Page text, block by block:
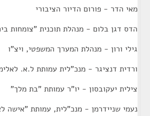
מאי הדר - פורום הדיור הציבורי
הדס דגן בלום - מנהלת תוכנית "צומחות
גילי ורון - מנהלת המערך המשפטי, ויצ"ו
ורדית דנציגר - מנכ"לית עמותת ל.א.
צילית יעקובסון - יו"ר עמותת "בת מלך"
נעמי שניידרמן - מנכ"לית, עמותת "אישה